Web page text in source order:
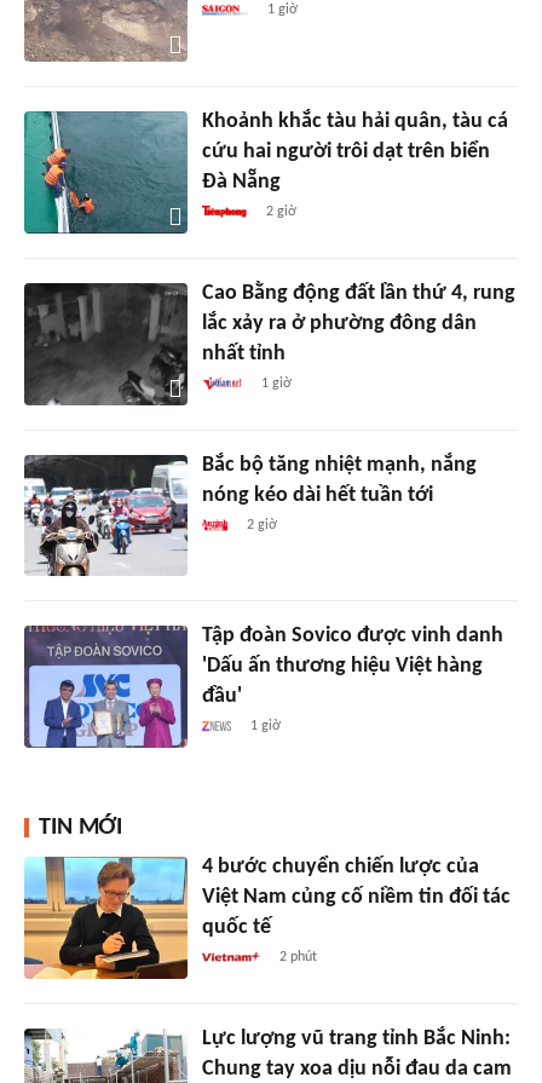
1 giờ
Khoảnh khắc tàu hải quân, tàu cá
cứu hai người trôi dạt trên biển
Đà Nẵng
2 giờ
Cao Bằng động đất lần thứ 4, rung
lắc xảy ra ở phường đông dân
nhất tỉnh
1 giờ
Bắc bộ tăng nhiệt mạnh, nắng
nóng kéo dài hết tuần tới
2 giờ
Tập đoàn Sovico được vinh danh
'Dấu ấn thương hiệu Việt hàng
đầu'
1 giờ
TIN MỚI
4 bước chuyển chiến lược của
Việt Nam củng cố niềm tin đối tác
quốc tế
2 phút
Lực lượng vũ trang tỉnh Bắc Ninh:
Chung tay xoa dịu nỗi đau da cam